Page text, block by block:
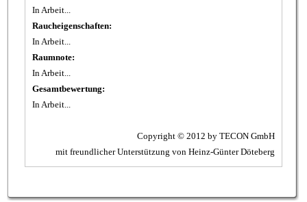
In Arbeit...
Raucheigenschaften:
In Arbeit...
Raumnote:
In Arbeit...
Gesamtbewertung:
In Arbeit...
Copyright © 2012 by TECON GmbH
mit freundlicher Unterstützung von Heinz-Günter Döteberg